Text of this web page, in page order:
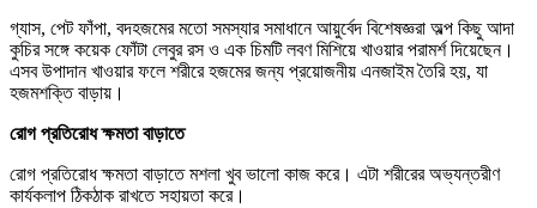
গ্যাস, পেট ফাঁপা, বদহজমের মতো সমস্যার সমাধানে আয়ুর্বেদ বিশেষজ্ঞরা অল্প কিছু আদা
কুচির সঙ্গে কয়েক ফোঁটা লেবুর রস ও এক চিমটি লবণ মিশিয়ে খাওয়ার পরামর্শ দিয়েছেন।
এসব উপাদান খাওয়ার ফলে শরীরে হজমের জন্য প্রয়োজনীয় এনজাইম তৈরি হয়, যা
হজমশক্তি বাড়ায়।
রোগ প্রতিরোধ ক্ষমতা বাড়াতে
রোগ প্রতিরোধ ক্ষমতা বাড়াতে মশলা খুব ভালো কাজ করে। এটা শরীরের অভ্যন্তরীণ
কার্যকলাপ ঠিকঠাক রাখতে সহায়তা করে।